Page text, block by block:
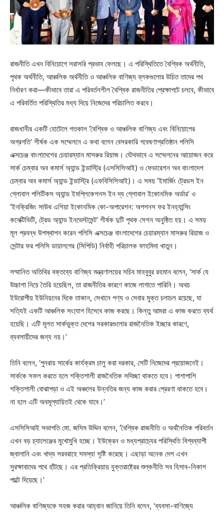
রাজনীতি এখন বিনিয়োগে সরাসরি প্রভাব ফেলছে। এ পরিস্থিতিতে বৈশ্বিক অর্থনীতি,
পৃথক অর্থনীতি, আঞ্চলিক অর্থনীতি ও আঞ্চলিক বাণিজ্য ব্লকগুলোর উচিত তাদের পথ
নির্ধারণ করা—কীভাবে তারা এ পরিবর্তনশীল বৈশ্বিক রাজনীতির প্রেক্ষাপটে চলবে, কীভাবে
এ পরিবর্তিত পরিস্থিতির মধ্য দিয়ে নিজেদের পরিচালিত করবে।
রাজধানীর একটি হোটেলে গতকাল ‘বৈশ্বিক ও আঞ্চলিক বাণিজ্য এবং বিনিয়োগের
অগ্রগতি’ শীর্ষক এক সম্মেলনে এ কথা বলেন বেসরকারি গবেষণাপ্রতিষ্ঠান পলিসি
এক্সচেঞ্জ বাংলাদেশের চেয়ারম্যান মাসরুর রিয়াজ। যৌথভাবে এ সম্মেলনের আয়োজন করে
সার্ক চেম্বার অব কমার্স অ্যান্ড ইন্ডাস্ট্রি (এসসিসিআই) ও ফেডারেশন অব বাংলাদেশ
চেম্বার অব কমার্স অ্যান্ড ইন্ডাস্ট্রি (এফবিসিসিআই)। এ সময় ‘ইমার্জিং ট্রেডস ইন
গ্লোবাল পলিটিকস অ্যান্ড ইমপ্লিকেশনস ইন দ্য গ্লোবাল ইকোনমিক অর্ডার’ ও
‘ইনক্রিজিং সাউথ এশিয়া ইকোনমিক কো-অপারেশন: অপশনস ফর ইনহ্যান্সিং
কনেক্টিভিটি, ট্রেড অ্যান্ড ইনভেস্টমেন্ট’ শীর্ষক দুটি পৃথক সেশন অনুষ্ঠিত হয়। এ সময়
মূল প্রবন্ধ উপস্থাপন করেন পলিসি এক্সচেঞ্জ বাংলাদেশের চেয়ারম্যান মাসরুর রিয়াজ ও
সেন্টার ফর পলিসি ডায়ালগের (সিপিডি) নির্বাহী পরিচালক ফাহমিদা খাতুন।
সম্মানিত অতিথির বক্তব্যে বাণিজ্য মন্ত্রণালয়ের সচিব মাহবুবুর রহমান বলেন, ‘সার্ক যে
উচ্চাশা নিয়ে তৈরি হয়েছিল, তা রাজনীতির কারণে কাজে লাগাতে পারিনি। অথচ
ইউরোপীয় ইউনিয়নের দিকে তাকান, সেখানে পণ্য ও সেবার মুক্ত চলাচল রয়েছে, যা
সত্যিই একটি আঞ্চলিক সংযোগ হিসেবে কাজ করছে। কিন্তু আমরা এ কাজ করতে ব্যর্থ
হয়েছি। এটি মূলত সার্কভুক্ত দেশের সরকারগুলোর রাজনৈতিক ইচ্ছার কারণে,
ব্যবসায়ীদের জন্য নয়।’
তিনি বলেন, ‘পুনরায় সার্কের কার্যক্রম চালু করা দরকার, সেটি নিজেদের প্রয়োজনেই।
সার্ককে সফল করতে হলে শক্তিশালী রাজনৈতিক সদিচ্ছা থাকতে হবে। পাশাপাশি
শক্তিশালী বোঝাপড়া ও এই অঞ্চলের উন্নতির জন্য কাজ করার প্রেরণা থাকতে হবে।
না হলে এটি অবমূল্যায়িতই থেকে যাবে।’
এসসিসিআই সভাপতি মো. জসিম উদ্দিন বলেন, ‘বৈশ্বিক রাজনীতি ও অর্থনৈতিক পরিবর্তন
এখন বড় চ্যালেঞ্জের মুখোমুখি হচ্ছে। ইউক্রেন ও মধ্যপ্রাচ্যের পরিস্থিতি বিশ্বব্যাপী
জ্বালানি এবং খাদ্য সরবরাহে সমস্যা সৃষ্টি করেছে। এছাড়া অনেক দেশ এখন
সুরক্ষাবাদের পথে হাঁটছে। এর প্রতিক্রিয়ায় যুক্তরাষ্ট্রের শুল্কনীতি সব হিসাব-নিকাশ
পাল্টে দিয়েছে।’
আঞ্চলিক বাণিজ্যকে সহজ করার আহ্বান জানিয়ে তিনি বলেন, ‘ব্যবসা-বাণিজ্যে